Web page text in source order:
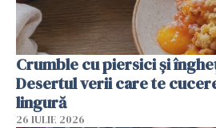
Crumble cu piersici și
Desertul verii care te
lingură
26 IULIE 2026